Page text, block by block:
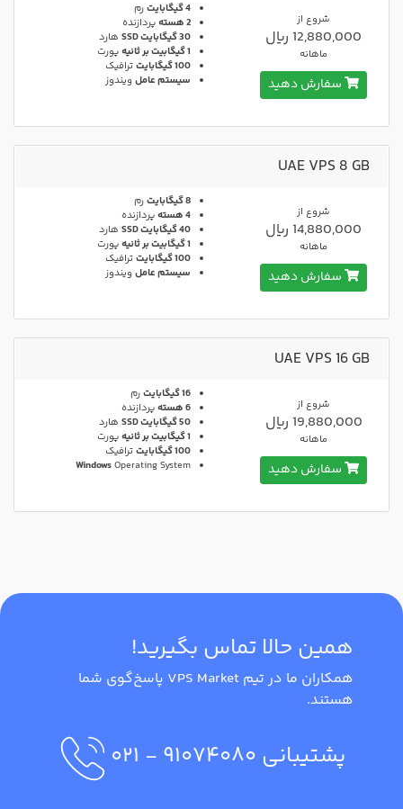
4 گیگابایت
رم
2 هسته
پردازنده
30 گیگابایت SSD
هارد
1 گیگابیت بر ثانیه
پورت
100 گیگابایت
ترافیک
سیستم عاملویندوز
شروع از
12,880,000 ریال
ماهانه
سفارش دهید
UAE VPS 8 GB
8 گیگابایت
رم
4 هسته
پردازنده
40 گیگابایت SSD
هارد
1 گیگابیت بر ثانیه
پورت
100 گیگابایت
ترافیک
سیستم عاملویندوز
شروع از
14,880,000 ریال
ماهانه
سفارش دهید
UAE VPS 16 GB
16 گیگابایت
رم
6 هسته
پردازنده
50 گیگابایت SSD
هارد
1 گیگابیت بر ثانیه
پورت
100 گیگابایت
ترافیک
WindowsOperating System
شروع از
19,880,000 ریال
ماهانه
سفارش دهید
همین حالا تماس بگیرید!
همکاران ما در تیم VPS Market پاسخ‌گوی شما
هستند.
پشتیبانی ۹۱۰۷۴۰۸۰ - ۰۲۱